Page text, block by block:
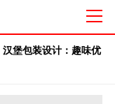
汉堡包装设计：趣味优